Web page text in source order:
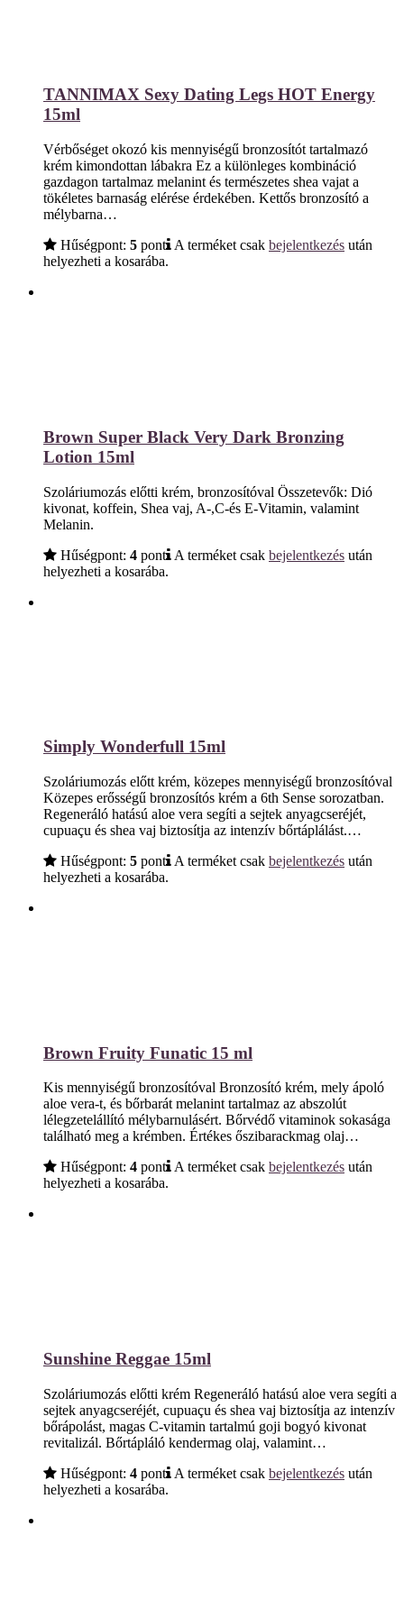
TANNIMAX Sexy Dating Legs HOT Energy
15ml
Vérbőséget okozó kis mennyiségű bronzosítót tartalmazó
krém kimondottan lábakra Ez a különleges kombináció
gazdagon tartalmaz melanint és természetes shea vajat a
tökéletes barnaság elérése érdekében. Kettős bronzosító a
mélybarna…
Hűségpont: 5 pont A terméket csak bejelentkezés után
helyezheti a kosarába.
Brown Super Black Very Dark Bronzing
Lotion 15ml
Szoláriumozás előtti krém, bronzosítóval Összetevők: Dió
kivonat, koffein, Shea vaj, A-,C-és E-Vitamin, valamint
Melanin.
Hűségpont: 4 pont A terméket csak bejelentkezés után
helyezheti a kosarába.
Simply Wonderfull 15ml
Szoláriumozás előtt krém, közepes mennyiségű bronzosítóval
Közepes erősségű bronzosítós krém a 6th Sense sorozatban.
Regeneráló hatású aloe vera segíti a sejtek anyagcseréjét,
cupuaçu és shea vaj biztosítja az intenzív bőrtáplálást.…
Hűségpont: 5 pont A terméket csak bejelentkezés után
helyezheti a kosarába.
Brown Fruity Funatic 15 ml
Kis mennyiségű bronzosítóval Bronzosító krém, mely ápoló
aloe vera-t, és bőrbarát melanint tartalmaz az abszolút
lélegzetelállító mélybarnulásért. Bőrvédő vitaminok sokasága
található meg a krémben. Értékes őszibarackmag olaj…
Hűségpont: 4 pont A terméket csak bejelentkezés után
helyezheti a kosarába.
Sunshine Reggae 15ml
Szoláriumozás előtti krém Regeneráló hatású aloe vera segíti a
sejtek anyagcseréjét, cupuaçu és shea vaj biztosítja az intenzív
bőrápolást, magas C-vitamin tartalmú goji bogyó kivonat
revitalizál. Bőrtápláló kendermag olaj, valamint…
Hűségpont: 4 pont A terméket csak bejelentkezés után
helyezheti a kosarába.